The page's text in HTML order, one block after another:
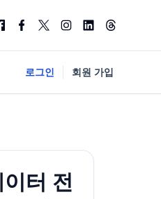
로그인 회원 가입
터 전